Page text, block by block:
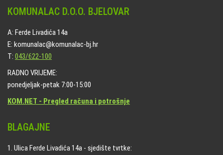
KOMUNALAC D.O.O. BJELOVAR
A: Ferde Livadića 14a
E: komunalac@komunalac-bj.hr
T: 043/622-100
RADNO VRIJEME:
ponedjeljak-petak 7:00-15:00
KOM.NET - Pregled računa i potrošnje
BLAGAJNE
1. Ulica Ferde Livadića 14a - sjedište tvrtke: